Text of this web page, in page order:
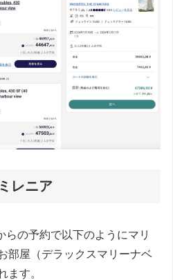
レニア
らの予約で以下のようにマリ
部屋（デラックスマリーナベ
ます。